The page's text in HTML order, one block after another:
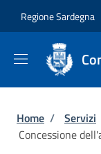
Regione Sardegna
Briciole
Home / Servizi
Concessione